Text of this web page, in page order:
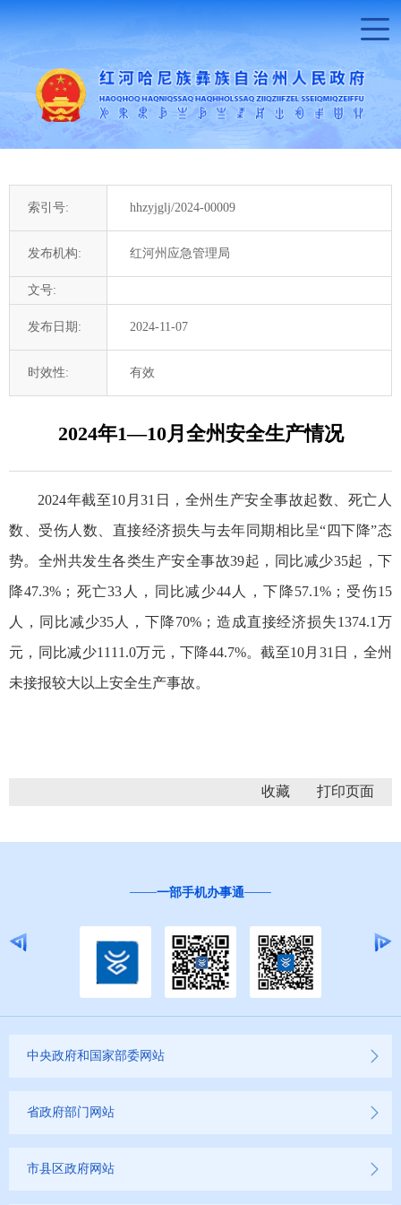
索引号: hhzyjglj/2024-00009
发布机构: 红河州应急管理局
文号:
发布日期: 2024-11-07
时效性: 有效
2024年1—10月全州安全生产情况
2024年截至10月31日，全州生产安全事故起数、死亡人
数、受伤人数、直接经济损失与去年同期相比呈“四下降”态
势。全州共发生各类生产安全事故39起，同比减少35起，下
降47.3%；死亡33人，同比减少44人，下降57.1%；受伤15
人，同比减少35人，下降70%；造成直接经济损失1374.1万
元，同比减少1111.0万元，下降44.7%。截至10月31日，全州
未接报较大以上安全生产事故。
收藏
一部手机办事通
中央政府和国家部委网站
省政府部门网站
市县区政府网站